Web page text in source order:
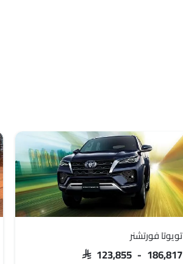
تويوتا فورتشنر
SAR 123,855 - 186,817